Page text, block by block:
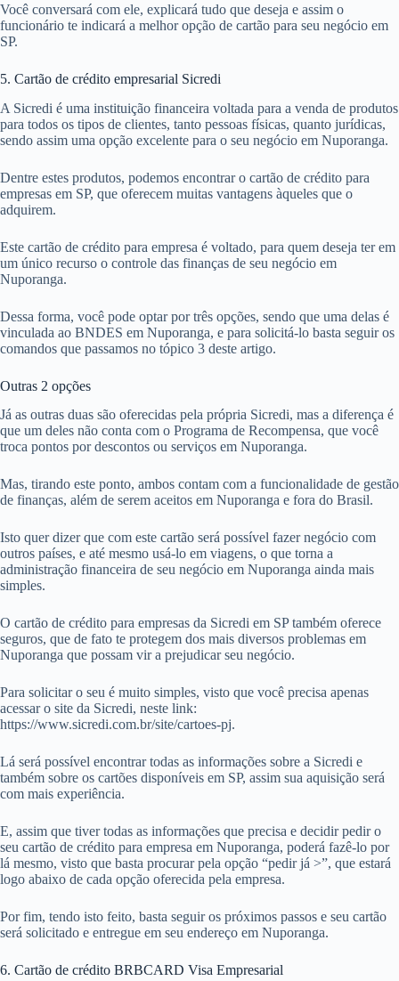
Você conversará com ele, explicará tudo que deseja e assim o
funcionário te indicará a melhor opção de cartão para seu negócio em
SP.
5. Cartão de crédito empresarial Sicredi
A Sicredi é uma instituição financeira voltada para a venda de produtos
para todos os tipos de clientes, tanto pessoas físicas, quanto jurídicas,
sendo assim uma opção excelente para o seu negócio em Nuporanga.
Dentre estes produtos, podemos encontrar o cartão de crédito para
empresas em SP, que oferecem muitas vantagens àqueles que o
adquirem.
Este cartão de crédito para empresa é voltado, para quem deseja ter em
um único recurso o controle das finanças de seu negócio em
Nuporanga.
Dessa forma, você pode optar por três opções, sendo que uma delas é
vinculada ao BNDES em Nuporanga, e para solicitá-lo basta seguir os
comandos que passamos no tópico 3 deste artigo.
Outras 2 opções
Já as outras duas são oferecidas pela própria Sicredi, mas a diferença é
que um deles não conta com o Programa de Recompensa, que você
troca pontos por descontos ou serviços em Nuporanga.
Mas, tirando este ponto, ambos contam com a funcionalidade de gestão
de finanças, além de serem aceitos em Nuporanga e fora do Brasil.
Isto quer dizer que com este cartão será possível fazer negócio com
outros países, e até mesmo usá-lo em viagens, o que torna a
administração financeira de seu negócio em Nuporanga ainda mais
simples.
O cartão de crédito para empresas da Sicredi em SP também oferece
seguros, que de fato te protegem dos mais diversos problemas em
Nuporanga que possam vir a prejudicar seu negócio.
Para solicitar o seu é muito simples, visto que você precisa apenas
acessar o site da Sicredi, neste link:
https://www.sicredi.com.br/site/cartoes-pj.
Lá será possível encontrar todas as informações sobre a Sicredi e
também sobre os cartões disponíveis em SP, assim sua aquisição será
com mais experiência.
E, assim que tiver todas as informações que precisa e decidir pedir o
seu cartão de crédito para empresa em Nuporanga, poderá fazê-lo por
lá mesmo, visto que basta procurar pela opção “pedir já >”, que estará
logo abaixo de cada opção oferecida pela empresa.
Por fim, tendo isto feito, basta seguir os próximos passos e seu cartão
será solicitado e entregue em seu endereço em Nuporanga.
6. Cartão de crédito BRBCARD Visa Empresarial